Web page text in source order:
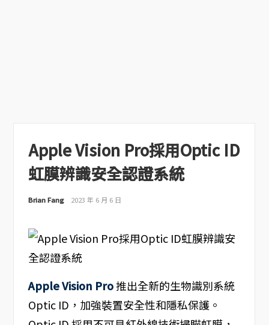
Apple Vision Pro採用Optic ID
虹膜辨識安全認證系統
Brian Fang 2023 年 6 月 6 日
Apple Vision Pro推出全新的生物識別系統
Optic ID，加強裝置安全性和隱私保護。